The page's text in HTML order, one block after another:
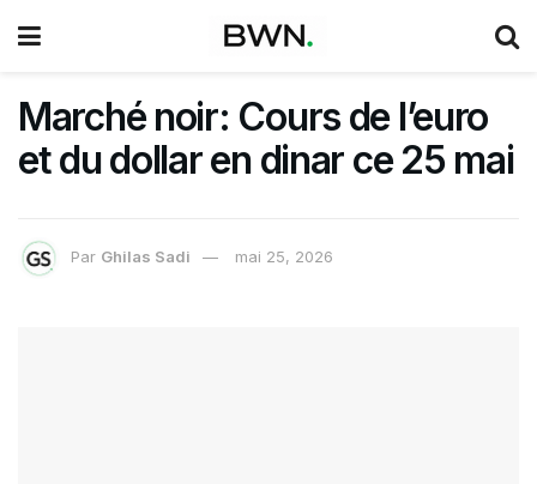
Marché noir: Cours de l’euro
et du dollar en dinar ce 25 mai
Par Ghilas Sadi mai 25, 2026